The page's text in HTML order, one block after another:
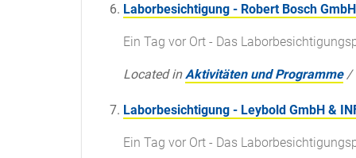
Laborbesichtigung - Robert Bosch GmbH
Ein Tag vor Ort - Das
Located in Aktivitäten und Programme /
Laborbesichtigung - Leybold GmbH &
Ein Tag vor Ort - Das